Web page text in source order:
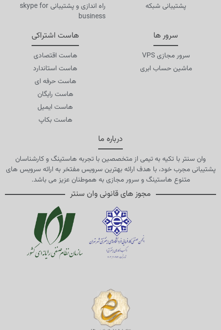
درباره ما
وان سنتر با تکیه به تیمی از متخصصین با تجربه هاستینگ و کارشناسان
پشتیبانی مجرب خود، با هدف ارائه بهترین سرویس مفتخر به ارائه سرویس های
متنوع هاستینگ و سرور مجازی به هموطنان عزیز می باشد.
هاست اشتراکی
هاست اقتصادی
هاست استاندارد
هاست حرفه ای
هاست رایگان
هاست ایمیل
هاست بکاپ
سرور ها
سرور مجازی VPS
ماشین حساب ابری
راه اندازی و پشتیبانی skype for
business
پشتیبانی شبکه
مجوز های قانونی وان سنتر